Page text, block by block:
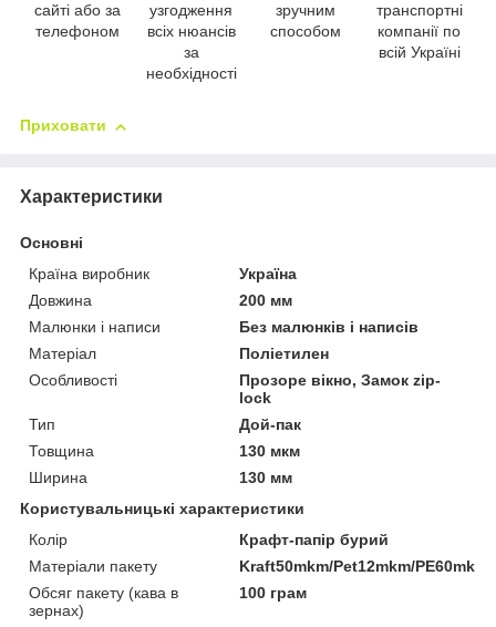
сайті або за
телефоном
узгодження
всіх нюансів
за
необхідності
зручним
способом
транспортні
компанії по
всій Україні
Приховати
Характеристики
Основні
Країна виробник
Україна
Довжина
200 мм
Малюнки і написи
Без малюнків і написів
Матеріал
Поліетилен
Особливості
Прозоре вікно, Замок zip-
lock
Тип
Дой-пак
Товщина
130 мкм
Ширина
130 мм
Користувальницькі характеристики
Колір
Крафт-папір бурий
Матеріали пакету
Kraft50mkm/Pet12mkm/PE60mkm
Обсяг пакету (кава в
зернах)
100 грам